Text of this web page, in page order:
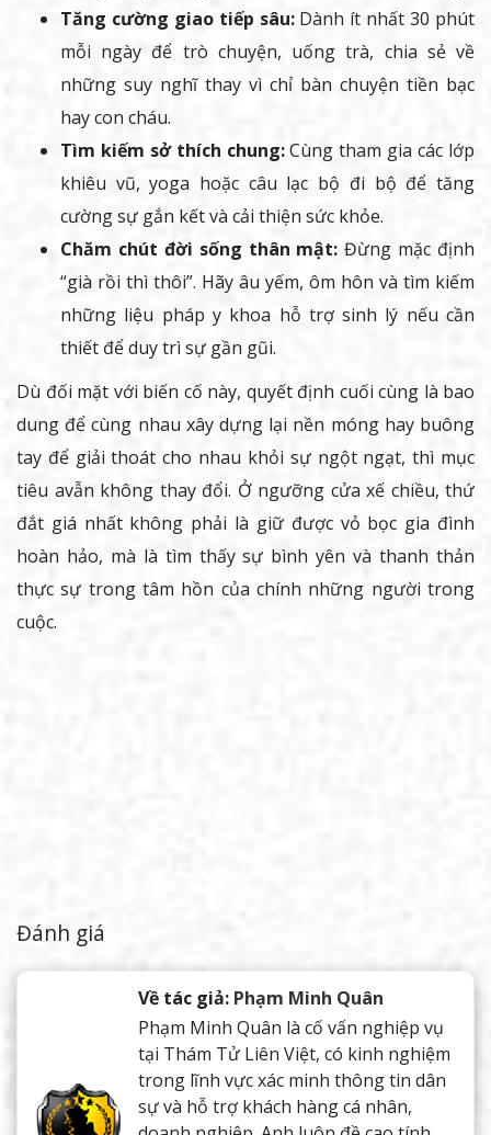
Tăng cường giao tiếp sâu:Dành ít nhất 30 phút
mỗi ngày để trò chuyện, uống trà, chia sẻ về
những suy nghĩ thay vì chỉ bàn chuyện tiền bạc
hay con cháu.
Tìm kiếm sở thích chung:Cùng tham gia các lớp
khiêu vũ, yoga hoặc câu lạc bộ đi bộ để tăng
cường sự gắn kết và cải thiện sức khỏe.
Chăm chút đời sống thân mật: Đừng mặc định
“già rồi thì thôi”. Hãy âu yếm, ôm hôn và tìm kiếm
những liệu pháp y khoa hỗ trợ sinh lý nếu cần
thiết để duy trì sự gần gũi.
Dù đối mặt với biến cố này, quyết định cuối cùng là bao
dung để cùng nhau xây dựng lại nền móng hay buông
tay để giải thoát cho nhau khỏi sự ngột ngạt, thì mục
tiêu avẫn không thay đổi. Ở ngưỡng cửa xế chiều, thứ
đắt giá nhất không phải là giữ được vỏ bọc gia đình
hoàn hảo, mà là tìm thấy sự bình yên và thanh thản
thực sự trong tâm hồn của chính những người trong
cuộc.
Đánh giá
Về tác giả: Phạm Minh Quân
Phạm Minh Quân là cố vấn nghiệp vụ
tại Thám Tử Liên Việt, có kinh nghiệm
trong lĩnh vực xác minh thông tin dân
sự và hỗ trợ khách hàng cá nhân,